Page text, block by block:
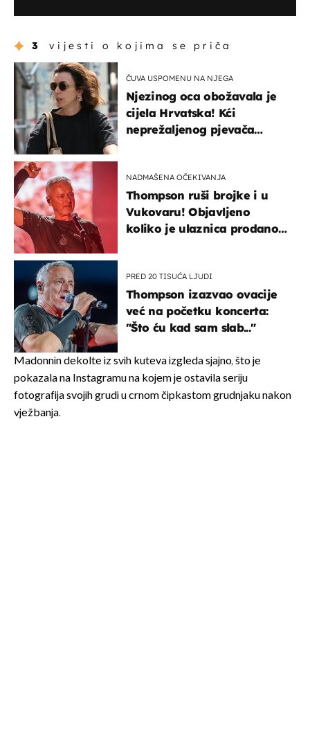
3 vijesti o kojima se priča
ČUVA USPOMENU NA NJEGA
Njezinog oca obožavala je
cijela Hrvatska! Kći
neprežaljenog pjevača
NADMAŠENA OČEKIVANJA
Thompson ruši brojke i u
Vukovaru! Objavljeno
koliko je ulaznica prodano
PRED 20 TISUĆA LJUDI
Thompson izazvao ovacije
već na početku koncerta:
"Što ću kad sam slab..."
Madonnin dekolte iz svih kuteva izgleda sjajno, što je
pokazala na Instagramu na kojem je ostavila seriju
fotografija svojih grudi u crnom čipkastom grudnjaku nakon
vježbanja.